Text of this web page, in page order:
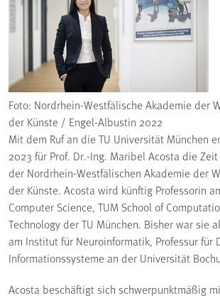
Foto: Nordrhein-Westfälische Akademie der
der Künste / Engel-Albustin 2022
Mit dem Ruf an die TU Universität München
2023 für Prof. Dr.-Ing. Maribel Acosta die
der Nordrhein-Westfälischen Akademie der
der Künste. Acosta wird künftig Professorin
Computer Science, TUM School of
Technology der TU München. Bisher war sie
am Institut für Neuroinformatik, Professur für
Informationssysteme an der Universität
Acosta beschäftigt sich schwerpunktmäßig